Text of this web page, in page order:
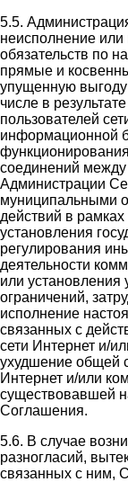
5.5.
неисполнение
обязательств по
прямые и
упущенную
числе в
пользователей
информационной
соединений
Администрации
муниципальными
действий в
установления
регулирования
деятельности
или установления
ограничений,
исполнение
связанных с
сети Интернет и/
ухудшение общей
Интернет и/или
существовавшей
Соглашения.
5.6. В случае
разногласий,
связанных с ним,